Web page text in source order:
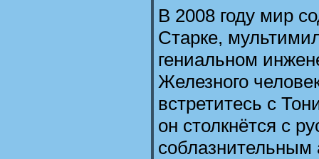
В 2008 году мир
Старке,
гениальном
Железного
встретитесь с
он столкнётся с
соблазнительным